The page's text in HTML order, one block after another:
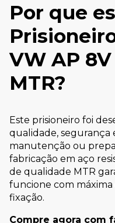
Por que
VW AP
MTR?
Este prisioneiro foi
qualidade, segurança
manutenção ou
fabricação em aço
de qualidade MTR
funcione com máxima
fixação.
Compre agora com